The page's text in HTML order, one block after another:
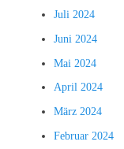
Juli 2024
Juni 2024
Mai 2024
April 2024
März 2024
Februar 2024